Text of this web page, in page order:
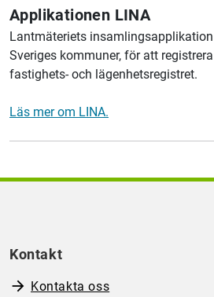
Applikationen LINA
Lantmäteriets insamlingsapplikation
Sveriges kommuner, för att
fastighets- och lägenhetsregistret.
Läs mer om LINA.
Kontakt
Kontakta oss